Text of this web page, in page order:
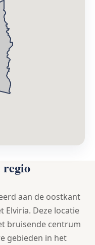
regio
aan de oostkant
Elviria. Deze locatie
bruisende centrum
gebieden in het